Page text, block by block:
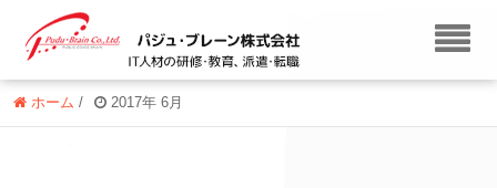
ホーム / 2017年 6月